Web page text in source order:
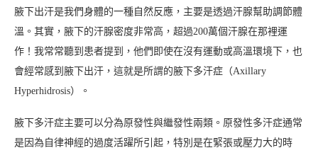
腋下出汗是我們身體的一種自然反應，主要是透過汗腺幫助調節體
溫。其實，腋下的汗腺密度非常高，超過200萬個汗腺在那裡運
作！我常常聽到患者提到，他們即使在沒有運動或高溫環境下，也
會經常感到腋下出汗，這就是所謂的腋下多汗症（Axillary
Hyperhidrosis）。
腋下多汗症主要可以分為原發性與繼發性兩類。原發性多汗症通常
是因為自律神經的過度活躍所引起，特別是在緊張或壓力大的時